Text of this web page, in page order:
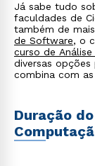
Já sabe tudo
faculdades de
também de
de Software, o
curso de
diversas
combina com
Duração